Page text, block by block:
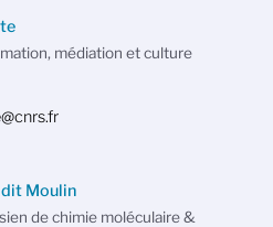
médiation et culture
Moulin
de chimie moléculaire &